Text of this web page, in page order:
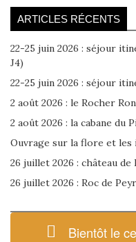
ARTICLES RÉCENTS
22-25 juin 2026 : séjour
J4)
22-25 juin 2026 : séjour
2 août 2026 : le Rocher
2 août 2026 : la cabane du
Ouvrage sur la flore et les
26 juillet 2026 : château de
26 juillet 2026 : Roc de
Bientôt le